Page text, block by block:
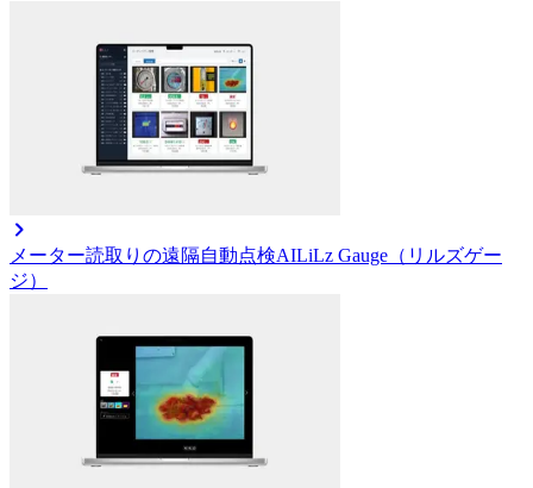
メーター読取りの遠隔自動点検AILiLz Gauge（リルズゲー
ジ）